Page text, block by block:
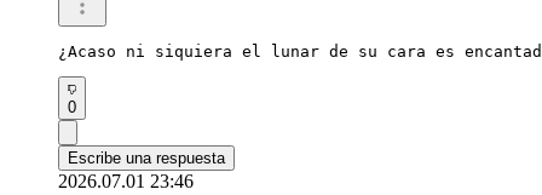
¿Acaso ni siquiera el lunar de su cara es
0
Escribe una respuesta
2026.07.01 23:46